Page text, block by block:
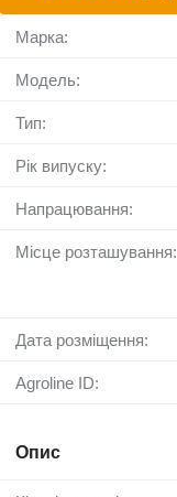
Марка:
Модель:
Тип:
Рік випуску:
Напрацювання:
Місце розташування:
Дата розміщення:
Agroline ID:
Опис